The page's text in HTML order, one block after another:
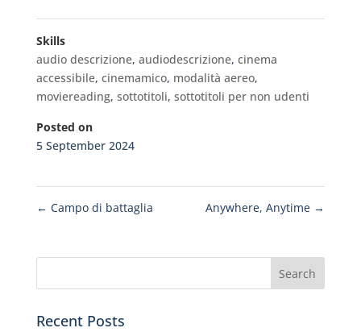
Skills
audio descrizione, audiodescrizione, cinema
accessibile, cinemamico, modalità aereo,
moviereading, sottotitoli, sottotitoli per non udenti
Posted on
5 September 2024
← Campo di battaglia Anywhere, Anytime →
Recent Posts